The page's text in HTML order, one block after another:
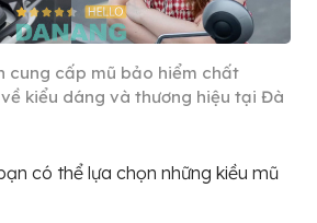
cung cấp mũ bảo hiểm chất
kiểu dáng và thương hiệu tại Đà
có thể lựa chọn những kiều mũ